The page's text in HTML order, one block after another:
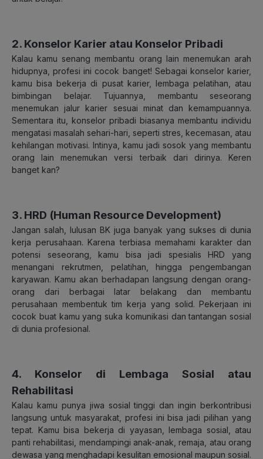
2. Konselor Karier atau Konselor Pribadi
Kalau kamu senang membantu orang lain menemukan arah
hidupnya, profesi ini cocok banget! Sebagai konselor karier,
kamu bisa bekerja di pusat karier, lembaga pelatihan, atau
bimbingan belajar. Tujuannya, membantu seseorang
menemukan jalur karier sesuai minat dan kemampuannya.
Sementara itu, konselor pribadi biasanya membantu individu
mengatasi masalah sehari-hari, seperti stres, kecemasan, atau
kehilangan motivasi. Intinya, kamu jadi sosok yang membantu
orang lain menemukan versi terbaik dari dirinya. Keren
banget kan?
3. HRD (Human Resource Development)
Jangan salah, lulusan BK juga banyak yang sukses di dunia
kerja perusahaan. Karena terbiasa memahami karakter dan
potensi seseorang, kamu bisa jadi spesialis HRD yang
menangani rekrutmen, pelatihan, hingga pengembangan
karyawan. Kamu akan berhadapan langsung dengan orang-
orang dari berbagai latar belakang dan membantu
perusahaan membentuk tim kerja yang solid. Pekerjaan ini
cocok buat kamu yang suka komunikasi dan tantangan sosial
di dunia profesional.
4. Konselor di Lembaga Sosial atau
Rehabilitasi
Kalau kamu punya jiwa sosial tinggi dan ingin berkontribusi
langsung untuk masyarakat, profesi ini bisa jadi pilihan yang
tepat. Kamu bisa bekerja di yayasan, lembaga sosial, atau
panti rehabilitasi, mendampingi anak-anak, remaja, atau orang
dewasa yang menghadapi kesulitan emosional maupun sosial.